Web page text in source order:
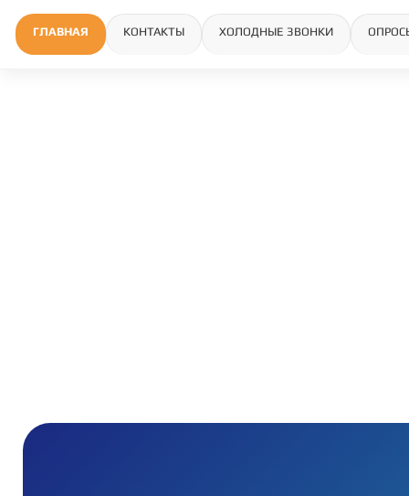
ГЛАВНАЯ КОНТАКТЫ ХОЛОДНЫЕ ЗВОНКИ